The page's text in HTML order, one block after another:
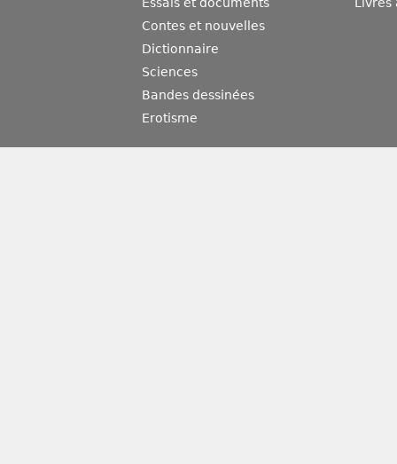
Essais et documents
Contes et nouvelles
Dictionnaire
Sciences
Bandes dessinées
Erotisme
Livres